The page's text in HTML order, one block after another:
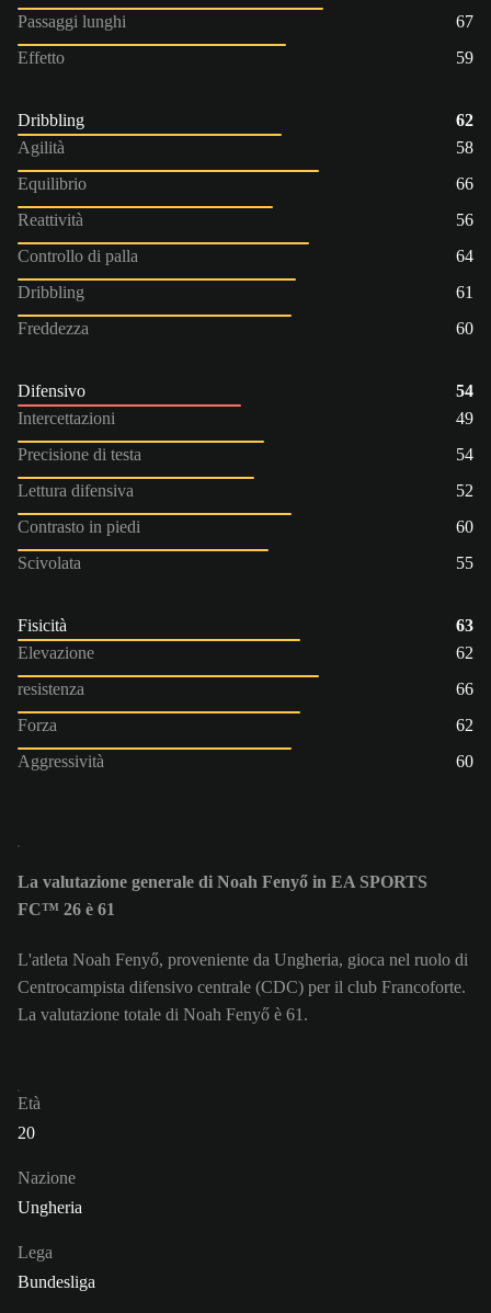
Passaggi lunghi
67
Effetto
59
Dribbling
62
Agilità
58
Equilibrio
66
Reattività
56
Controllo di palla
64
Dribbling
61
Freddezza
60
Difensivo
54
Intercettazioni
49
Precisione di testa
54
Lettura difensiva
52
Contrasto in piedi
60
Scivolata
55
Fisicità
63
Elevazione
62
resistenza
66
Forza
62
Aggressività
60
La valutazione generale di Noah Fenyő in EA SPORTS
FC™ 26 è 61
L'atleta Noah Fenyő, proveniente da Ungheria, gioca nel ruolo di
Centrocampista difensivo centrale (CDC) per il club Francoforte.
La valutazione totale di Noah Fenyő è 61.
Età
20
Nazione
Ungheria
Lega
Bundesliga